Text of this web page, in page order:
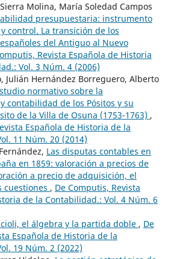
Molina, María Soledad Campos
presupuestaria: instrumento
control. La transición de los
del Antiguo al Nuevo
Revista Española de Historia
Vol. 3 Núm. 4 (2006)
Julián Hernández Borreguero, Alberto
normativo sobre la
contabilidad de los Pósitos y su
de la Villa de Osuna (1753-1763) ,
Española de Historia de la
11 Núm. 20 (2014)
Las disputas contables en
en 1859: valoración a precios de
a precio de adquisición, el
cuestiones , De Computis, Revista
de la Contabilidad.: Vol. 4 Núm. 6
el álgebra y la partida doble , De
Española de Historia de la
19 Núm. 2 (2022)